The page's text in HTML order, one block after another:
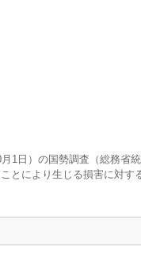
1日）の国勢調査（総務省
とにより生じる損害に対